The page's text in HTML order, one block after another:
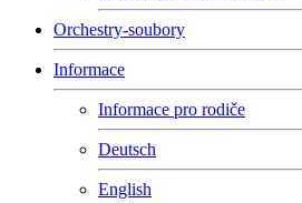
Orchestry-soubory
Informace
Informace pro rodiče
Deutsch
English